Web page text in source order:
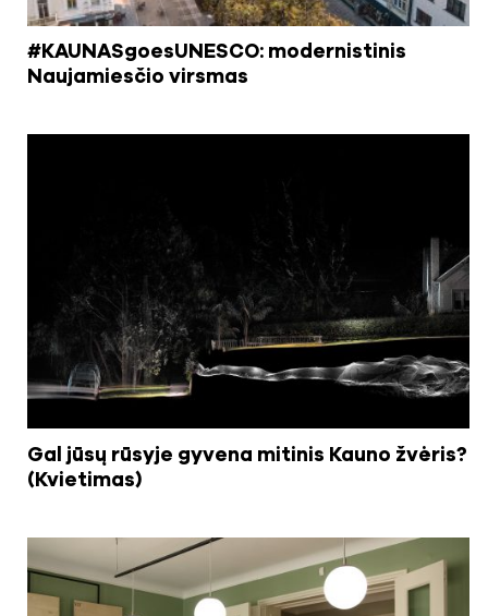
#KAUNASgoesUNESCO: modernistinis
Naujamiesčio virsmas
Gal jūsų rūsyje gyvena mitinis Kauno žvėris?
(Kvietimas)